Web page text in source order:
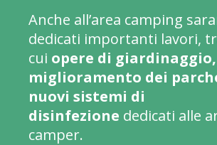
Anche all’area camping
dedicati importanti lavori,
cui opere di giardinaggio,
miglioramento dei
nuovi sistemi di
disinfezione dedicati alle
camper.